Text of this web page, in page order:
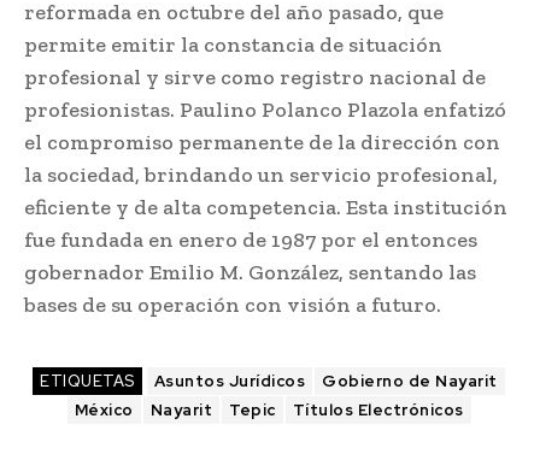
reformada en octubre del año pasado, que
permite emitir la constancia de situación
profesional y sirve como registro nacional de
profesionistas. Paulino Polanco Plazola enfatizó
el compromiso permanente de la dirección con
la sociedad, brindando un servicio profesional,
eficiente y de alta competencia. Esta institución
fue fundada en enero de 1987 por el entonces
gobernador Emilio M. González, sentando las
bases de su operación con visión a futuro.
ETIQUETAS Asuntos Jurídicos
Gobierno de Nayarit
México
Nayarit Tepic Títulos Electrónicos